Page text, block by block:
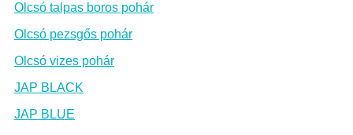
Olcsó talpas boros pohár
Olcsó pezsgős pohár
Olcsó vizes pohár
JAP BLACK
JAP BLUE